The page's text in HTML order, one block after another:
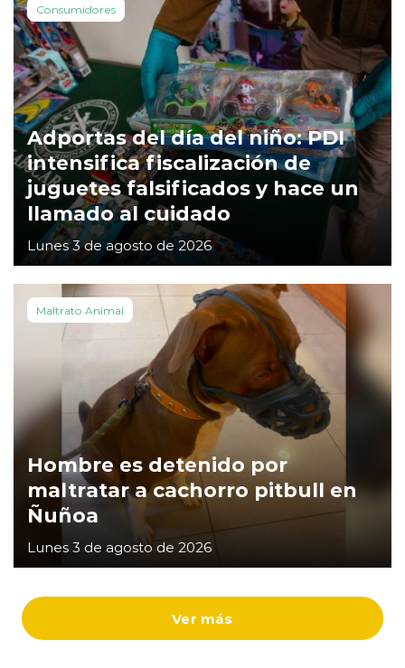
Ver más
Consumidores
Adportas del día del niño: PDI
intensifica fiscalización de
juguetes falsificados y hace un
llamado al cuidado
Lunes 3 de agosto de 2026
Maltrato Animal
Hombre es detenido por
maltratar a cachorro pitbull en
Ñuñoa
Lunes 3 de agosto de 2026